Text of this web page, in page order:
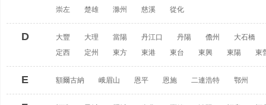
崇左
楚雄 滁州 慈溪 從化
D 大豐 大理 當陽 丹江口 丹陽 儋州
大石橋
定西
定州 東方 東港 東台 東興 東陽 東
E 額爾古納 峨眉山 恩平 恩施 二連浩特 鄂州